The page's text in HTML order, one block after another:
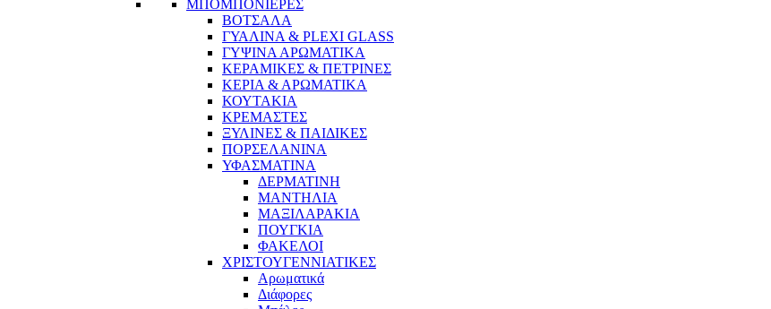
ΜΠΟΜΠΟΝΙΕΡΕΣ
ΒΟΤΣΑΛΑ
ΓΥΑΛΙΝΑ & PLEXI GLASS
ΓΥΨΙΝΑ ΑΡΩΜΑΤΙΚΑ
ΚΕΡΑΜΙΚΕΣ & ΠΕΤΡΙΝΕΣ
ΚΕΡΙΑ & ΑΡΩΜΑΤΙΚΑ
ΚΟΥΤΑΚΙΑ
ΚΡΕΜΑΣΤΕΣ
ΞΥΛΙΝΕΣ & ΠΑΙΔΙΚΕΣ
ΠΟΡΣΕΛΑΝΙΝΑ
ΥΦΑΣΜΑΤΙΝA
ΔΕΡΜΑΤΙΝΗ
ΜΑΝΤΗΛΙΑ
ΜΑΞΙΛΑΡΑΚΙΑ
ΠΟΥΓΚΙΑ
ΦΑΚΕΛΟΙ
ΧΡΙΣΤΟΥΓΕΝΝΙΑΤΙΚΕΣ
Αρωματικά
Διάφορες